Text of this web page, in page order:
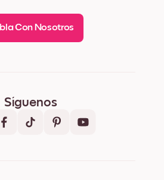
Con Nosotros
Síguenos